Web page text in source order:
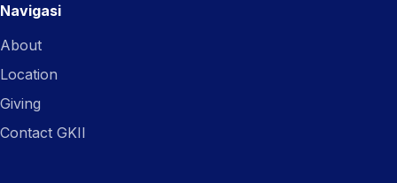
Navigasi
About
Location
Giving
Contact GKII